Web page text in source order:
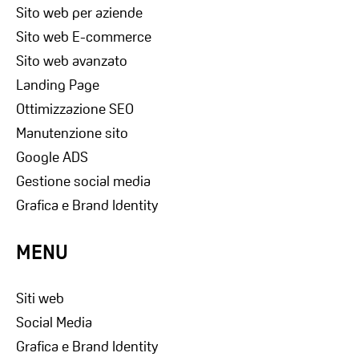
Sito web per aziende
Sito web E-commerce
Sito web avanzato
Landing Page
Ottimizzazione SEO
Manutenzione sito
Google ADS
Gestione social media
Grafica e Brand Identity
MENU
Siti web
Social Media
Grafica e Brand Identity